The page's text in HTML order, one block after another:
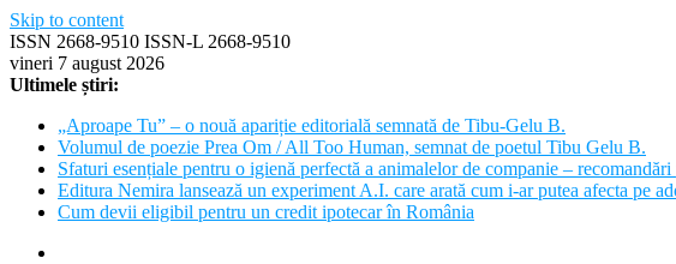
Skip to content
ISSN 2668-9510 ISSN-L 2668-9510
vineri 7 august 2026
Ultimele știri:
„Aproape Tu” – o nouă apariție editorială semnată de Tibu-Gelu B.
Volumul de poezie Prea Om / All Too Human, semnat de poetul Tibu Gelu B.
Sfaturi esențiale pentru o igienă perfectă a animalelor de companie –
Editura Nemira lansează un experiment A.I. care arată cum i-ar putea afecta pe
Cum devii eligibil pentru un credit ipotecar în România